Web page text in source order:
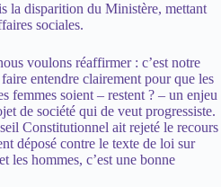
la disparition du Ministère, mettant
sociales.
voulons réaffirmer : c’est notre
entendre clairement pour que les
femmes soient – restent ? – un enjeu
de société qui de veut progressiste.
Constitutionnel ait rejeté le recours
déposé contre le texte de loi sur
les hommes, c’est une bonne